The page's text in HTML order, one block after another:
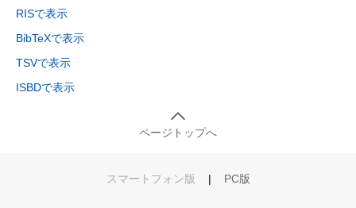
RISで表示
BibTeXで表示
TSVで表示
ISBDで表示
ページトップへ
スマートフォン版 | PC版